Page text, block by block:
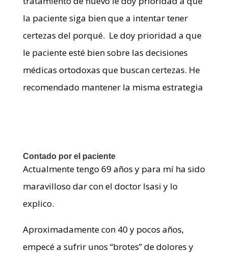
la paciente siga bien que a intentar tener
certezas del porqué. Le doy prioridad a que
le paciente esté bien sobre las decisiones
médicas ortodoxas que buscan certezas. He
recomendado mantener la misma estrategia
Contado por el paciente
Actualmente tengo 69 años y para mí ha sido
maravilloso dar con el doctor Isasi y lo
explico.
Aproximadamente con 40 y pocos años,
empecé a sufrir unos “brotes” de dolores y